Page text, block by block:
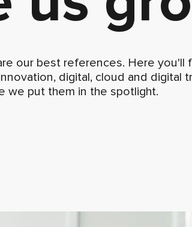
our best references. Here you'll
digital, cloud and digital
we put them in the spotlight.